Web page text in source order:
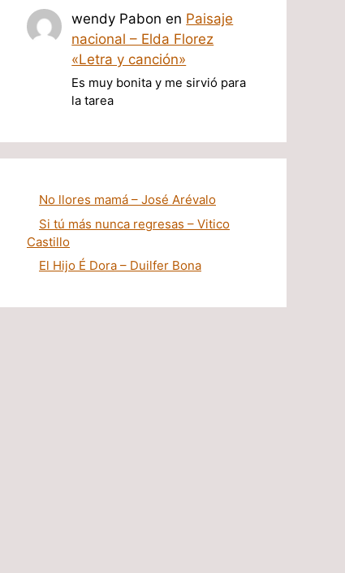
wendy Pabon en Paisaje
nacional – Elda Florez
«Letra y canción»
Es muy bonita y me sirvió para
la tarea
No llores mamá – José Arévalo
Si tú más nunca regresas – Vitico
Castillo
El Hijo É Dora – Duilfer Bona